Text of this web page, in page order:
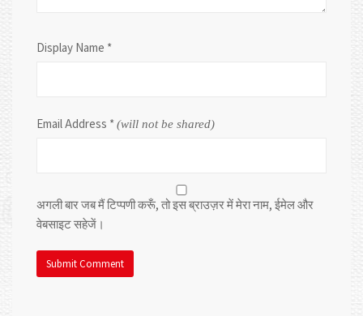
Display Name *
Email Address *(will not be shared)
अगली बार जब मैं टिप्पणी करूँ, तो इस ब्राउज़र में मेरा नाम, ईमेल और
वेबसाइट सहेजें।